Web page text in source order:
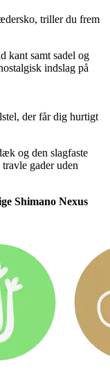
triller du frem
kant samt sadel og
indslag på
der får dig hurtigt
og den slagfaste
gader uden
Shimano Nexus